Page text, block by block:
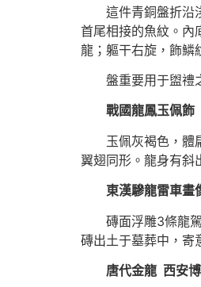
這件青銅盤折沿淺
首尾相接的魚紋。內
龍；軀干右旋，飾鱗
盤重要用于盥禮之
戰國龍鳳玉佩飾
玉佩灰褐色，體扁
翼翅同形。龍身有斜
東漢驂龍雷車畫
磚面浮雕3條龍駕
磚出土于墓葬中，寄
唐代金龍 西安博